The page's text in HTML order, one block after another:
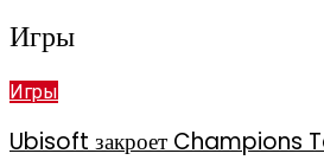
Игры
Игры
Ubisoft закроет Champions